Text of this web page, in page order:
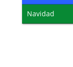
Navidad